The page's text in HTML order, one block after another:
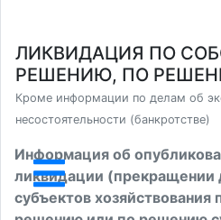
ЛИКВИДАЦИЯ ПО
РЕШЕНИЮ, ПО
Кроме информации по делам об
несостоятельности (банкротстве)
Информация об
ликвидации (прекращении
субъектов хозяйствования